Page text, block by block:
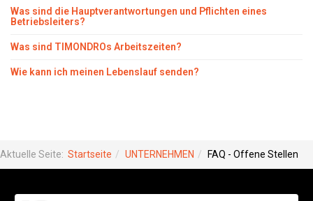
Was sind die Hauptverantwortungen und Pflichten eines
Betriebsleiters?
Was sind TIMONDROs Arbeitszeiten?
Wie kann ich meinen Lebenslauf senden?
Aktuelle Seite: Startseite UNTERNEHMEN FAQ - Offene Stellen